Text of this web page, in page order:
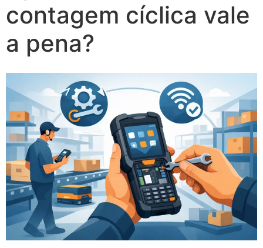
contagem cíclica vale
a pena?